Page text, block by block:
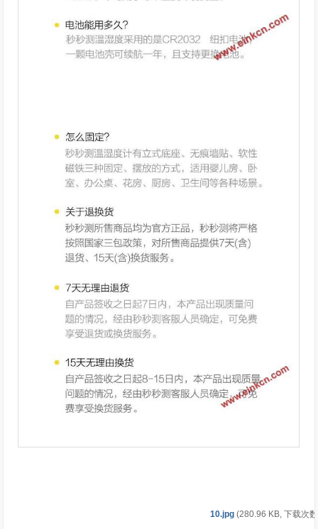
10.jpg (280.96 KB, 下载次